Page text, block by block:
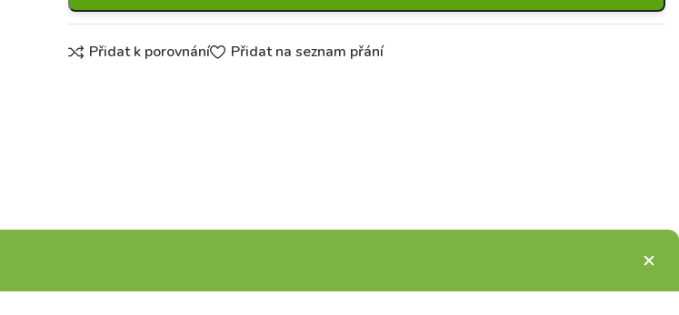
Přidat k porovnání Přidat na seznam přání